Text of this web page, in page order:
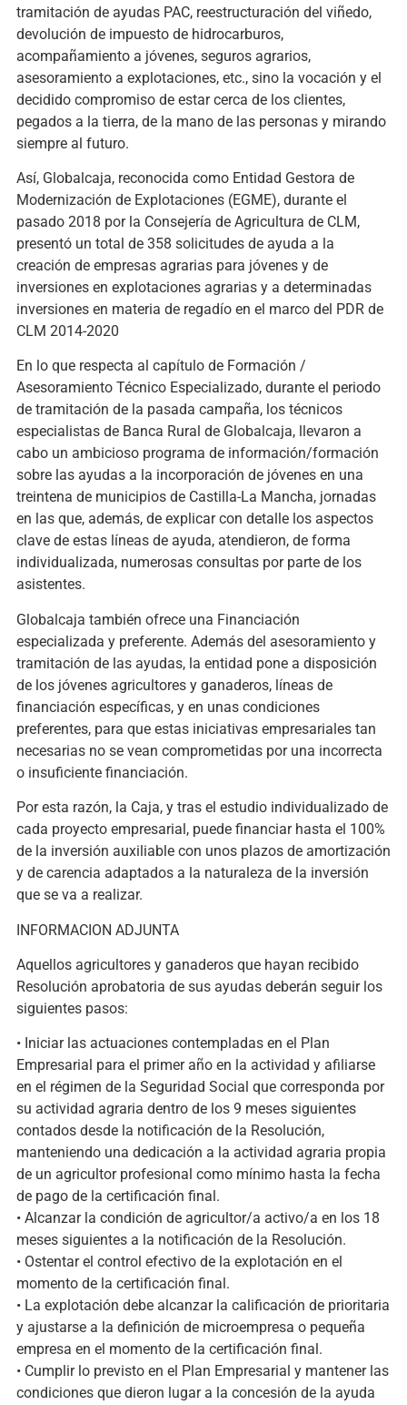
tramitación de ayudas PAC, reestructuración del viñedo,
devolución de impuesto de hidrocarburos,
acompañamiento a jóvenes, seguros agrarios,
asesoramiento a explotaciones, etc., sino la vocación y el
decidido compromiso de estar cerca de los clientes,
pegados a la tierra, de la mano de las personas y mirando
siempre al futuro.
Así, Globalcaja, reconocida como Entidad Gestora de
Modernización de Explotaciones (EGME), durante el
pasado 2018 por la Consejería de Agricultura de CLM,
presentó un total de 358 solicitudes de ayuda a la
creación de empresas agrarias para jóvenes y de
inversiones en explotaciones agrarias y a determinadas
inversiones en materia de regadío en el marco del PDR de
CLM 2014-2020
En lo que respecta al capítulo de Formación /
Asesoramiento Técnico Especializado, durante el periodo
de tramitación de la pasada campaña, los técnicos
especialistas de Banca Rural de Globalcaja, llevaron a
cabo un ambicioso programa de información/formación
sobre las ayudas a la incorporación de jóvenes en una
treintena de municipios de Castilla-La Mancha, jornadas
en las que, además, de explicar con detalle los aspectos
clave de estas líneas de ayuda, atendieron, de forma
individualizada, numerosas consultas por parte de los
asistentes.
Globalcaja también ofrece una Financiación
especializada y preferente. Además del asesoramiento y
tramitación de las ayudas, la entidad pone a disposición
de los jóvenes agricultores y ganaderos, líneas de
financiación específicas, y en unas condiciones
preferentes, para que estas iniciativas empresariales tan
necesarias no se vean comprometidas por una incorrecta
o insuficiente financiación.
Por esta razón, la Caja, y tras el estudio individualizado de
cada proyecto empresarial, puede financiar hasta el 100%
de la inversión auxiliable con unos plazos de amortización
y de carencia adaptados a la naturaleza de la inversión
que se va a realizar.
INFORMACION ADJUNTA
Aquellos agricultores y ganaderos que hayan recibido
Resolución aprobatoria de sus ayudas deberán seguir los
siguientes pasos:
• Iniciar las actuaciones contempladas en el Plan
Empresarial para el primer año en la actividad y afiliarse
en el régimen de la Seguridad Social que corresponda por
su actividad agraria dentro de los 9 meses siguientes
contados desde la notificación de la Resolución,
manteniendo una dedicación a la actividad agraria propia
de un agricultor profesional como mínimo hasta la fecha
de pago de la certificación final.
• Alcanzar la condición de agricultor/a activo/a en los 18
meses siguientes a la notificación de la Resolución.
• Ostentar el control efectivo de la explotación en el
momento de la certificación final.
• La explotación debe alcanzar la calificación de prioritaria
y ajustarse a la definición de microempresa o pequeña
empresa en el momento de la certificación final.
• Cumplir lo previsto en el Plan Empresarial y mantener las
condiciones que dieron lugar a la concesión de la ayuda